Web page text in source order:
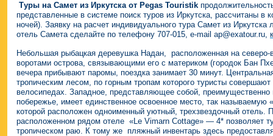
Туры на Сaмет из Иркутска от Pegas Touristik
представленные в системе поиск туров из Иркутска, рассчитаны в
ночей). Заявку на расчет индивидуального тура Самет из
отель Самета сделайте по телефону 707-015, e-mail ap@exatour.ru,
Небольшая рыбацкая деревушка Надан, расположенная на северо-
воротами острова, связывающими его с материком (городок Бан
вечера прибывают паромы, поездка занимает 30 минут.
тропическим лесом, по горным тропам которого туристы
велосипедах. Западное, представляющее собой, преимущественно
побережье, имеет единственное освоенное место, так называемую
которой расположен одноименный уютный, трехзвездочный отель.
расположенном рядом отеле «Le Vimarn Cottage» — 4* позволяет
тропическом раю. К тому же пляжный инвентарь здесь